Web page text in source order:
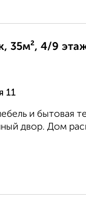
35м², 4/9
11
и бытовая
двор. Дом